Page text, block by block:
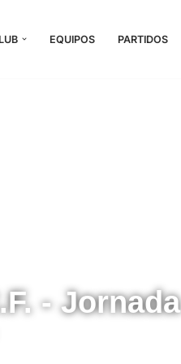
EQUIPOS PARTIDOS
- Jornada